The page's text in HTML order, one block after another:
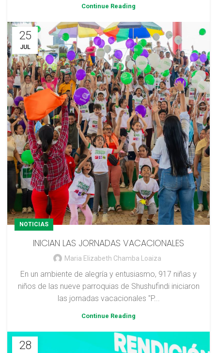
Continue Reading
25
JUL
NOTICIAS
INICIAN LAS JORNADAS VACACIONALES
Maria Elizabeth Chamba Loaiza
En un ambiente de alegría y entusiasmo, 917 niñas y
niños de las nueve parroquias de Shushufindi iniciaron
las jornadas vacacionales "P...
Continue Reading
28